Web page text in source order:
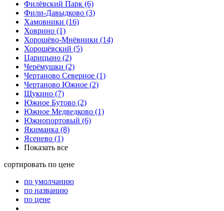
Филёвский Парк (6)
Фили-Давыдково (3)
Хамовники (16)
Ховрино (1)
Хорошёво-Мнёвники (14)
Хорошёвский (5)
Царицыно (2)
Черёмушки (2)
Чертаново Северное (1)
Чертаново Южное (2)
Щукино (7)
Южное Бутово (2)
Южное Медведково (1)
Южнопортовый (6)
Якиманка (8)
Ясенево (1)
Показать все
сортировать по цене
по умолчанию
по названию
по цене